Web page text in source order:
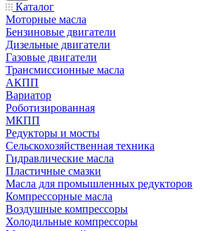
Каталог
Моторные масла
Бензиновые двигатели
Дизельные двигатели
Газовые двигатели
Трансмиссионные масла
АКПП
Вариатор
Роботизированная
МКПП
Редукторы и мосты
Сельскохозяйственная техника
Гидравлические масла
Пластичные смазки
Масла для промышленных редукторов
Компрессорные масла
Воздушные компрессоры
Холодильные компрессоры